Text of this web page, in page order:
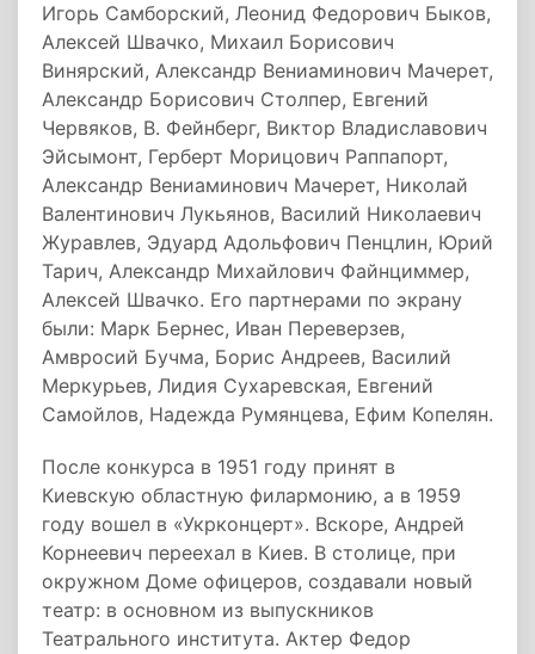
Игорь Самборский, Леонид Федорович Быков,
Алексей Швачко, Михаил Борисович
Винярский, Александр Вениаминович Мачерет,
Александр Борисович Столпер, Евгений
Червяков, В. Фейнберг, Виктор Владиславович
Эйсымонт, Герберт Морицович Раппапорт,
Александр Вениаминович Мачерет, Николай
Валентинович Лукьянов, Василий Николаевич
Журавлев, Эдуард Адольфович Пенцлин, Юрий
Тарич, Александр Михайлович Файнциммер,
Алексей Швачко. Его партнерами по экрану
были: Марк Бернес, Иван Переверзев,
Амвросий Бучма, Борис Андреев, Василий
Меркурьев, Лидия Сухаревская, Евгений
Самойлов, Надежда Румянцева, Ефим Копелян.
После конкурса в 1951 году принят в
Киевскую областную филармонию, а в 1959
году вошел в «Укрконцерт». Вскоре, Андрей
Корнеевич переехал в Киев. В столице, при
окружном Доме офицеров, создавали новый
театр: в основном из выпускников
Театрального института. Актер Федор